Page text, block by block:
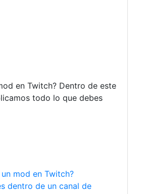
en Twitch? Dentro de este
todo lo que debes
un mod en Twitch?
dentro de un canal de